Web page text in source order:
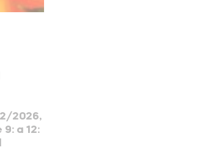
2026,
a 12: